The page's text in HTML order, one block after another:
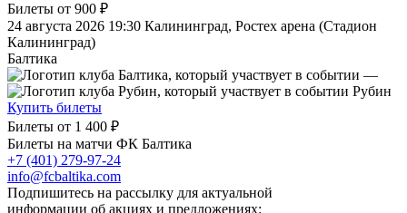
Билеты от 900 ₽
24 августа 2026 19:30 Калининград, Ростех арена (Стадион
Калининград)
Балтика
—
Рубин
Купить билеты
Билеты от 1 400 ₽
Билеты на матчи ФК Балтика
+7 (401) 279-97-24
info@fcbaltika.com
Подпишитесь на рассылку для актуальной
информации об акциях и предложениях: